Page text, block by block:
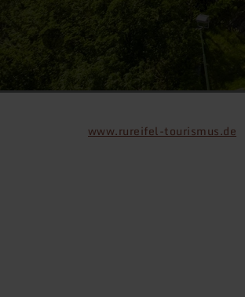
www.rureifel-tourismus.de